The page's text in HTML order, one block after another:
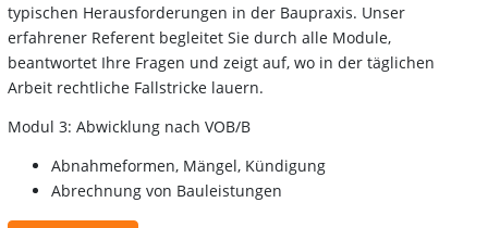
typischen Herausforderungen in der Baupraxis. Unser
erfahrener Referent begleitet Sie durch alle Module,
beantwortet Ihre Fragen und zeigt auf, wo in der täglichen
Arbeit rechtliche Fallstricke lauern.
Modul 3: Abwicklung nach VOB/B
Abnahmeformen, Mängel, Kündigung
Abrechnung von Bauleistungen